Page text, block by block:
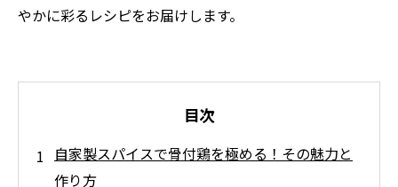
やかに彩るレシピをお届けします。
目次
自家製スパイスで骨付鶏を極める！その魅力と
作り方